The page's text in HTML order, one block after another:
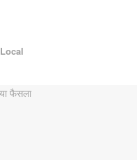
Local